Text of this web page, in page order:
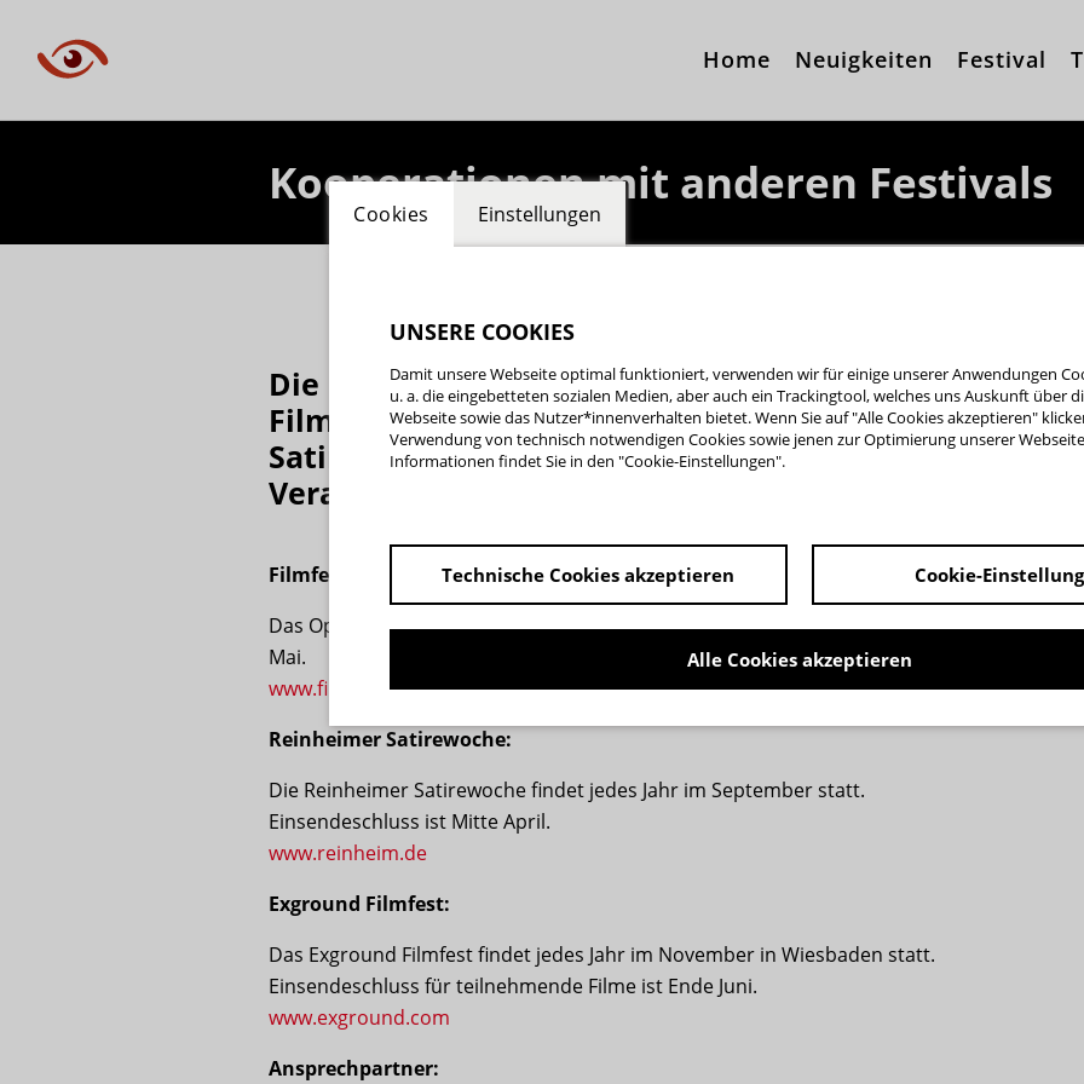
Home Neuigkeiten Festival
Kooperationen mit anderen Festivals
Die Cinema Concetta Filmförderung kooperiert mit
Filmfest, dem Weiterstädter Filmfestival und der
Satirewoche. Daher möchten wir an dieser Stelle auf
Veranstaltungen hinweisen.
Filmfest Weiterstadt:
Das Open Air Filmfest Weiterstadt findet jedes Jahr im August statt. Einsendeschluss für
Mai.
www.filmfest-weiterstadt.de
Reinheimer Satirewoche:
Die Reinheimer Satirewoche findet jedes Jahr im September statt.
Einsendeschluss ist Mitte April.
www.reinheim.de
Exground Filmfest:
Das Exground Filmfest findet jedes Jahr im November in Wiesbaden statt.
Einsendeschluss für teilnehmende Filme ist Ende Juni.
www.exground.com
Ansprechpartner:
Cookies Einstellungen
UNSERE COOKIES
Damit unsere Webseite optimal funktioniert, verwenden wir für einige unserer Anwendungen
u. a. die eingebetteten sozialen Medien, aber auch ein Trackingtool, welches uns Auskunft über
Webseite sowie das Nutzer*innenverhalten bietet. Wenn Sie auf "Alle Cookies akzeptieren"
Verwendung von technisch notwendigen Cookies sowie jenen zur Optimierung unserer
Informationen findet Sie in den "Cookie-Einstellungen".
Technische Cookies akzeptieren Cookie-
Alle Cookies akzeptieren